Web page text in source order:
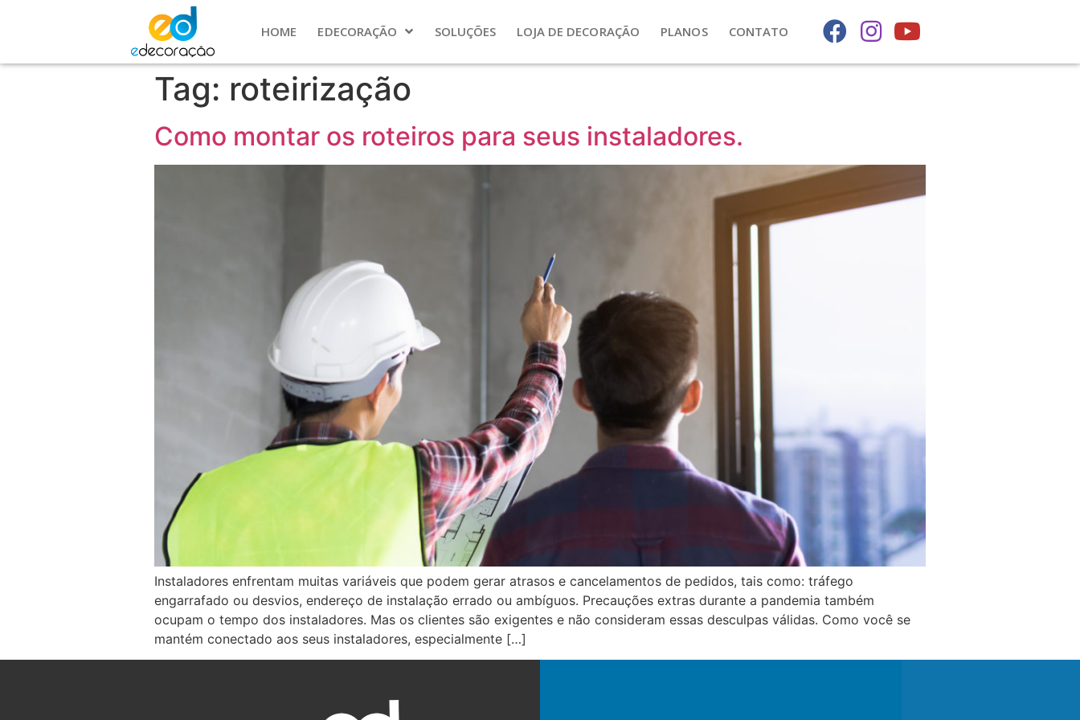
HOME EDECORAÇÃO SOLUÇÕES LOJA DE DECORAÇÃO PLANOS CONTATO
Tag: roteirização
Como montar os roteiros para seus instaladores.
Instaladores enfrentam muitas variáveis que podem gerar atrasos e cancelamentos de pedidos, tais como: tráfego
engarrafado ou desvios, endereço de instalação errado ou ambíguos. Precauções extras durante a pandemia também
ocupam o tempo dos instaladores. Mas os clientes são exigentes e não consideram essas desculpas válidas. Como você se
mantém conectado aos seus instaladores, especialmente […]